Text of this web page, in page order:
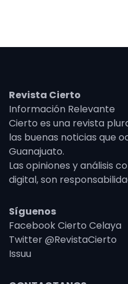
Revista Cierto
Información Relevante
Cierto es una revista
las buenas noticias que
Guanajuato.
Las opiniones y análisis
digital, son
Síguenos
Facebook Cierto Celaya
Twitter @RevistaCierto
Issuu